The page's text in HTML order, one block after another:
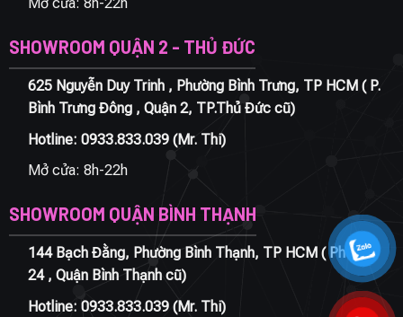
SHOWROOM QUẬN 2 - THỦ ĐỨC
625 Nguyễn Duy Trinh , Phường Bình Trưng, TP HCM ( P.
Bình Trưng Đông , Quận 2, TP.Thủ Đức cũ)
Hotline: 0933.833.039(Mr. Thi)
Mở cửa: 8h-22h
SHOWROOM QUẬN BÌNH THẠNH
144 Bạch Đằng, Phường Bình Thạnh, TP HCM ( Phường
24 , Quận Bình Thạnh cũ)
Hotline: 0933.833.039(Mr. Thi)